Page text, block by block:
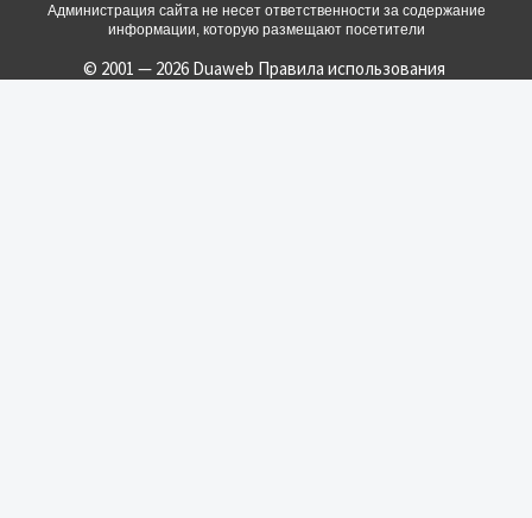
Администрация сайта не несет ответственности за содержание
информации, которую размещают посетители
© 2001 — 2026 Duaweb Правила использования